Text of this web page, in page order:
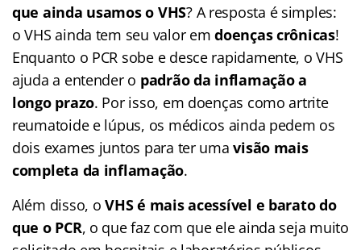
que ainda usamos o VHS? A resposta é simples:
o VHS ainda tem seu valor emdoenças crônicas!
Enquanto o PCR sobe e desce rapidamente, o VHS
ajuda a entender o padrão da inflamação a
longo prazo. Por isso, em doenças como artrite
reumatoide e lúpus, os médicos ainda pedem os
dois exames juntos para ter umavisão mais
completa da inflamação.
Além disso, oVHS é mais acessível e barato do
que o PCR, o que faz com que ele ainda seja muito